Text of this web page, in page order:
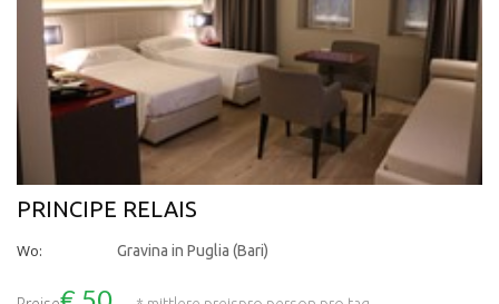
PRINCIPE RELAIS
Wo: Gravina in Puglia (Bari)